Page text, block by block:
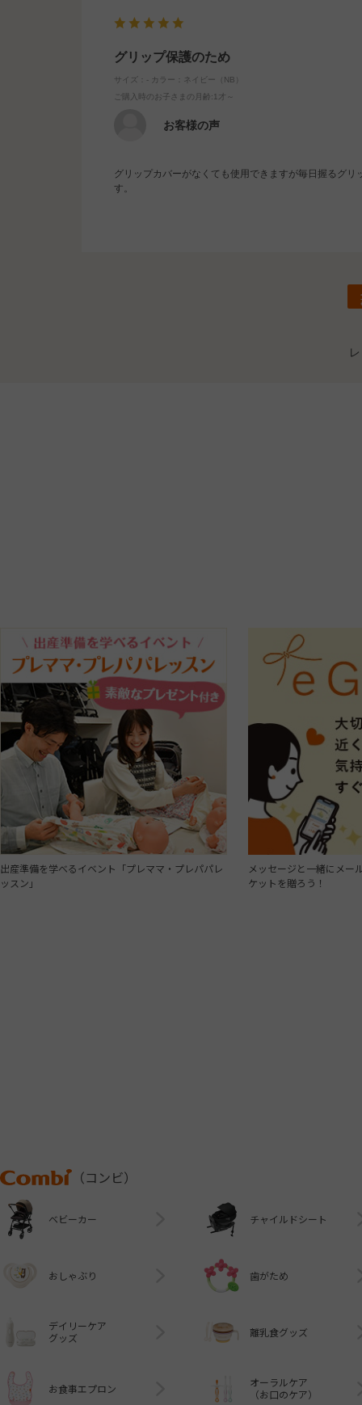
グリップ保護のため
サイズ：- カラー：ネイビー（NB）
ご購入時のお子さまの月齢 :1才～
お客様の声
グリップカバーがなくても使用できますが毎日握るグ
す。
出産準備を学べるイベント「プレママ・プレパパレ
ッスン」
メッセージと一緒にメー
ケットを贈ろう！
Combi
（コンビ）
ベビーカー チャイルドシート
おしゃぶり 歯がため
デイリーケア
グッズ
離乳食グッズ
お食事エプロン
オーラルケア
（お口のケア）